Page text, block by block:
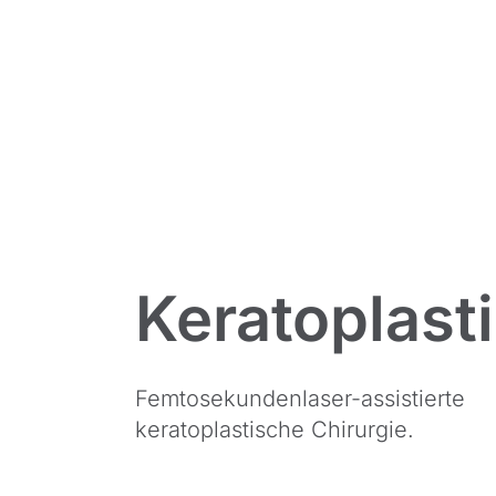
Femtosekundenlaser-assistierte
keratoplastische Chirurgie.